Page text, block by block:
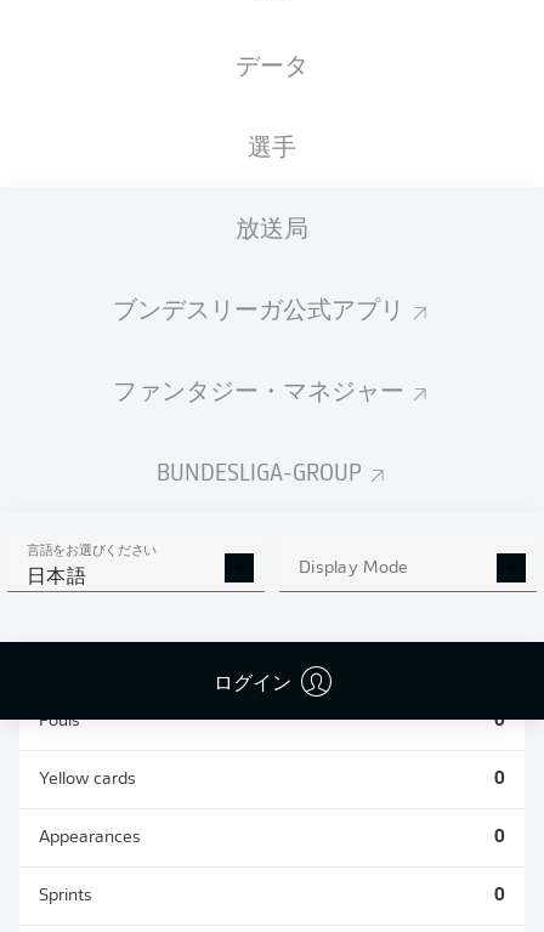
データ
選手
放送局
ブンデスリーガ公式アプリ
ファンタジー・マネジャー
BUNDESLIGA-GROUP
言語をお選びください
日本語 Display Mode
ログイン
統計 シーズン 2026/2027
TACKLES WON
Fouls 0
Yellow cards 0
Appearances 0
Sprints 0